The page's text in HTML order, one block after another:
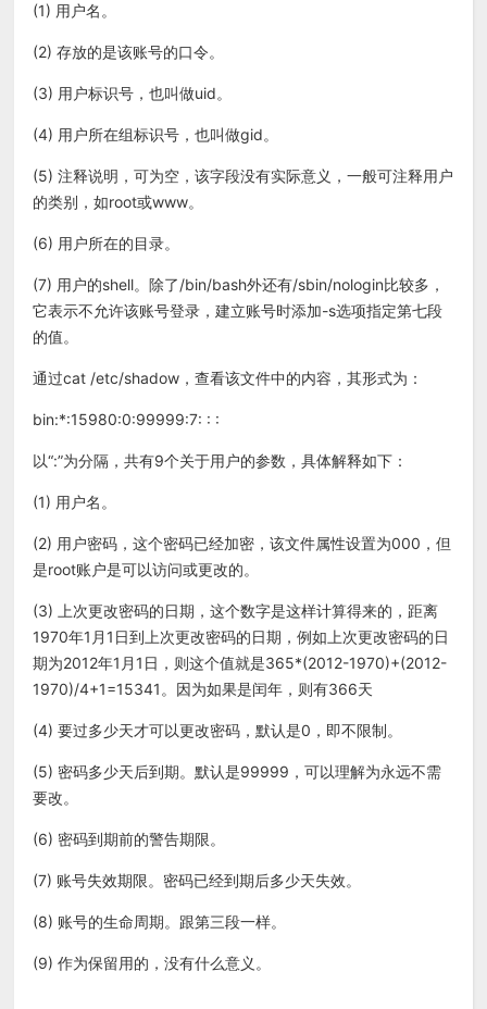
(1) 用户名。
(2) 存放的是该账号的口令。
(3) 用户标识号，也叫做uid。
(4) 用户所在组标识号，也叫做gid。
(5) 注释说明，可为空，该字段没有实际意义，一般可注释用户
的类别，如root或www。
(6) 用户所在的目录。
(7) 用户的shell。除了/bin/bash外还有/sbin/nologin比较多，
它表示不允许该账号登录，建立账号时添加-s选项指定第七段
的值。
通过cat /etc/shadow，查看该文件中的内容，其形式为：
bin:*:15980:0:99999:7: : :
以“:”为分隔，共有9个关于用户的参数，具体解释如下：
(1) 用户名。
(2) 用户密码，这个密码已经加密，该文件属性设置为000，但
是root账户是可以访问或更改的。
(3) 上次更改密码的日期，这个数字是这样计算得来的，距离
1970年1月1日到上次更改密码的日期，例如上次更改密码的日
期为2012年1月1日，则这个值就是365*(2012-1970)+(2012-
1970)/4+1=15341。因为如果是闰年，则有366天
(4) 要过多少天才可以更改密码，默认是0，即不限制。
(5) 密码多少天后到期。默认是99999，可以理解为永远不需
要改。
(6) 密码到期前的警告期限。
(7) 账号失效期限。密码已经到期后多少天失效。
(8) 账号的生命周期。跟第三段一样。
(9) 作为保留用的，没有什么意义。